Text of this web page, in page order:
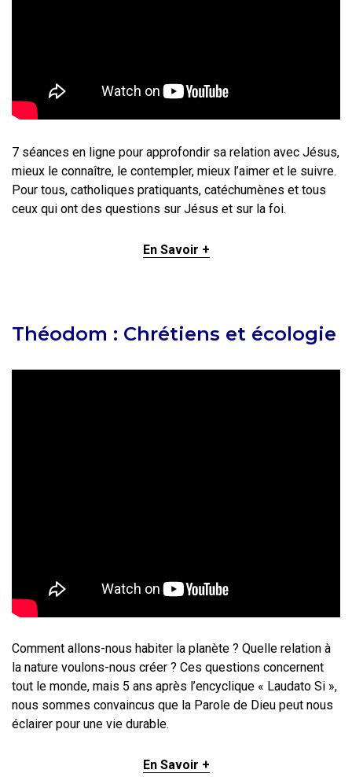
7 séances en ligne pour approfondir sa relation avec Jésus,
mieux le connaître, le contempler, mieux l’aimer et le suivre.
Pour tous, catholiques pratiquants, catéchumènes et tous
ceux qui ont des questions sur Jésus et sur la foi.
En Savoir +
Théodom : Chrétiens et écologie
Comment allons-nous habiter la planète ? Quelle relation à
la nature voulons-nous créer ? Ces questions concernent
tout le monde, mais 5 ans après l’encyclique « Laudato Si »,
nous sommes convaincus que la Parole de Dieu peut nous
éclairer pour une vie durable.
En Savoir +